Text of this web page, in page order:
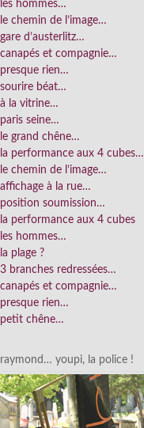
les hommes…
le chemin de l’image…
gare d’austerlitz…
canapés et compagnie…
presque rien…
sourire béat…
à la vitrine…
paris seine…
le grand chêne…
la performance aux 4 cubes…
le chemin de l’image…
affichage à la rue…
position soumission…
la performance aux 4 cubes
les hommes…
la plage ?
3 branches redressées…
canapés et compagnie…
presque rien…
petit chêne…
raymond… youpi, la police !